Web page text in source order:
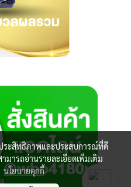
ระสิทธิภาพและประสบการณ์ที่ดี
มารถอ่านรายละเอียดเพิ่มเติม
นโยบายคุกกี้